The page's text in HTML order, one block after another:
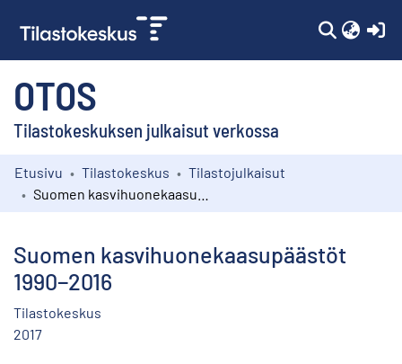
OTOS
Tilastokeskuksen julkaisut verkossa
Kokoelmat
Etusivu Tilastokeskus
Tilastojulkaisut
Suomen kasvihuonekaasupäästöt
1990−2016
Tilastokeskus
2017